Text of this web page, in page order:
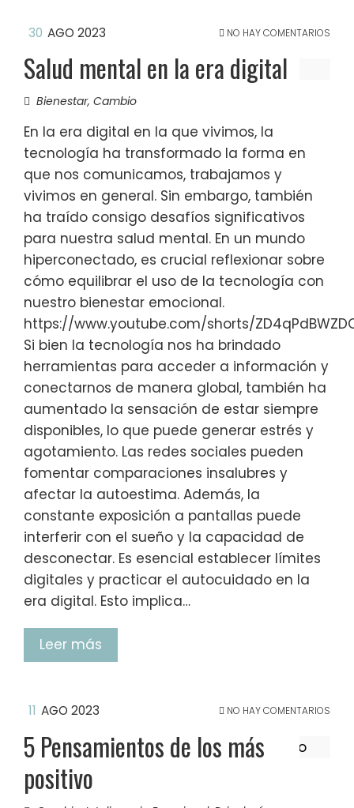
30 AGO 2023 NO HAY COMENTARIOS
Salud mental en la era digital
Bienestar, Cambio
En la era digital en la que vivimos, la
tecnología ha transformado la forma en
que nos comunicamos, trabajamos y
vivimos en general. Sin embargo, también
ha traído consigo desafíos significativos
para nuestra salud mental. En un mundo
hiperconectado, es crucial reflexionar sobre
cómo equilibrar el uso de la tecnología con
nuestro bienestar emocional.
https://www.youtube.com/shorts/
Si bien la tecnología nos ha brindado
herramientas para acceder a información y
conectarnos de manera global, también ha
aumentado la sensación de estar siempre
disponibles, lo que puede generar estrés y
agotamiento. Las redes sociales pueden
fomentar comparaciones insalubres y
afectar la autoestima. Además, la
constante exposición a pantallas puede
interferir con el sueño y la capacidad de
desconectar. Es esencial establecer límites
digitales y practicar el autocuidado en la
era digital. Esto implica…
Leer más
11 AGO 2023 NO HAY COMENTARIOS
5 Pensamientos de los más
positivo